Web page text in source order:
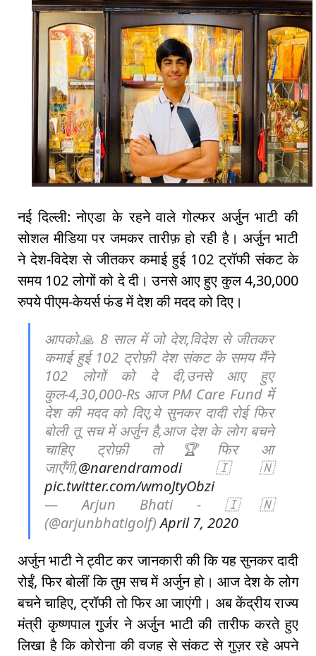
नई दिल्ली: नोएडा के रहने वाले गोल्फर अर्जुन भाटी की
सोशल मीडिया पर जमकर तारीफ़ हो रही है। अर्जुन भाटी
ने देश-विदेश से जीतकर कमाई हुई 102 ट्रॉफी संकट के
समय 102 लोगों को दे दी। उनसे आए हुए कुल 4,30,000
रुपये पीएम-केयर्स फंड में देश की मदद को दिए।
आपको🙏 8 साल में जो देश,विदेश से जीतकर
कमाई हुई 102 ट्रोफ़ी देश संकट के समय मैंने
102 लोगों को दे दी,उनसे आए हुए
कुल-4,30,000-Rs आज PM Care Fund में
देश की मदद को दिए,ये सुनकर दादी रोई फिर
बोली तू सच में अर्जुन है,आज देश के लोग बचने
चाहिए ट्रोफ़ी तो🏆फिर आ
जाएँगी,@narendramodi🇮🇳
pic.twitter.com/wmoJtyObzi
— Arjun Bhati - 🇮🇳
(@arjunbhatigolf)April 7, 2020
अर्जुन भाटी ने ट्वीट कर जानकारी की कि यह सुनकर दादी
रोईं, फिर बोलीं कि तुम सच में अर्जुन हो। आज देश के लोग
बचने चाहिए, ट्रॉफी तो फिर आ जाएंगी। अब केंद्रीय राज्य
मंत्री कृष्णपाल गुर्जर ने अर्जुन भाटी की तारीफ करते हुए
लिखा है कि कोरोना की वजह से संकट से गुज़र रहे अपने